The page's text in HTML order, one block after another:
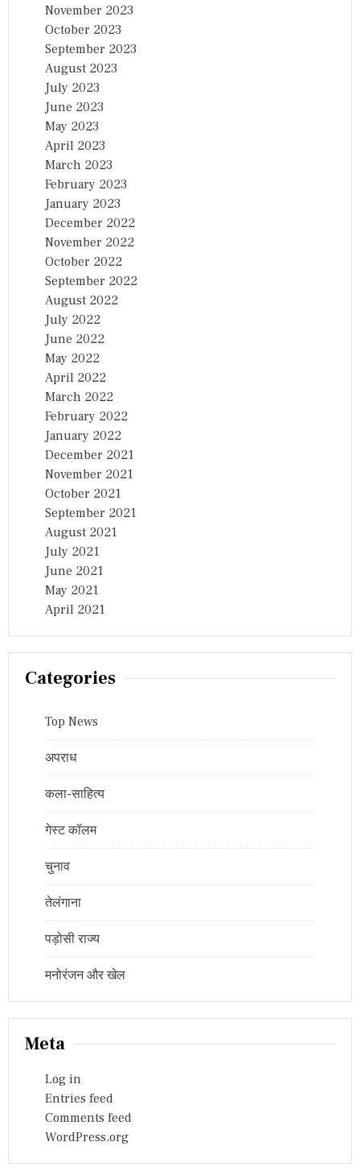
November 2023
October 2023
September 2023
August 2023
July 2023
June 2023
May 2023
April 2023
March 2023
February 2023
January 2023
December 2022
November 2022
October 2022
September 2022
August 2022
July 2022
June 2022
May 2022
April 2022
March 2022
February 2022
January 2022
December 2021
November 2021
October 2021
September 2021
August 2021
July 2021
June 2021
May 2021
April 2021
Categories
Top News
अपराध
कला-साहित्य
गेस्ट कॉलम
चुनाव
तेलंगाना
पड़ोसी राज्य
मनोरंजन और खेल
Meta
Log in
Entries feed
Comments feed
WordPress.org